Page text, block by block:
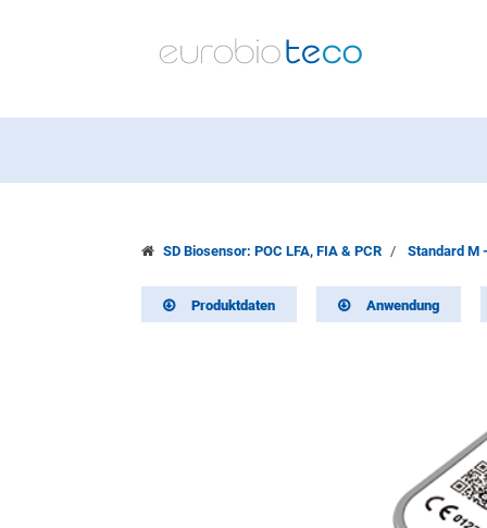
SD Biosensor: POC LFA, FIA & PCR Standard M
Produktdaten Anwendung